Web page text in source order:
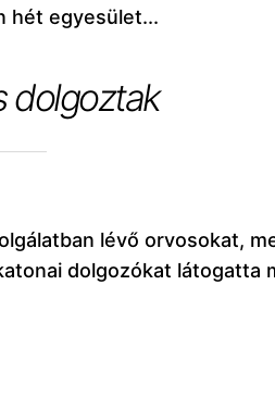
hét egyesület...
dolgoztak
lévő orvosokat,
dolgozókat látogatta